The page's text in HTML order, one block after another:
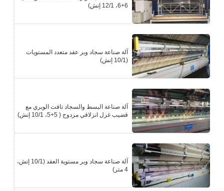
6+6، 12/1 إنش)
آلة صناعة سجاد وبر عقد متعدد المستويات
(10/1 إنش)
آلة صناعة البسط والسجاد تافت الوبري مع
قضيب غزل انزلاقي مزدوج ( 5+5، 10/1 إنش)
آلة صناعة سجاد وبر مستوية العقد (10/1 إنش،
4 متر)